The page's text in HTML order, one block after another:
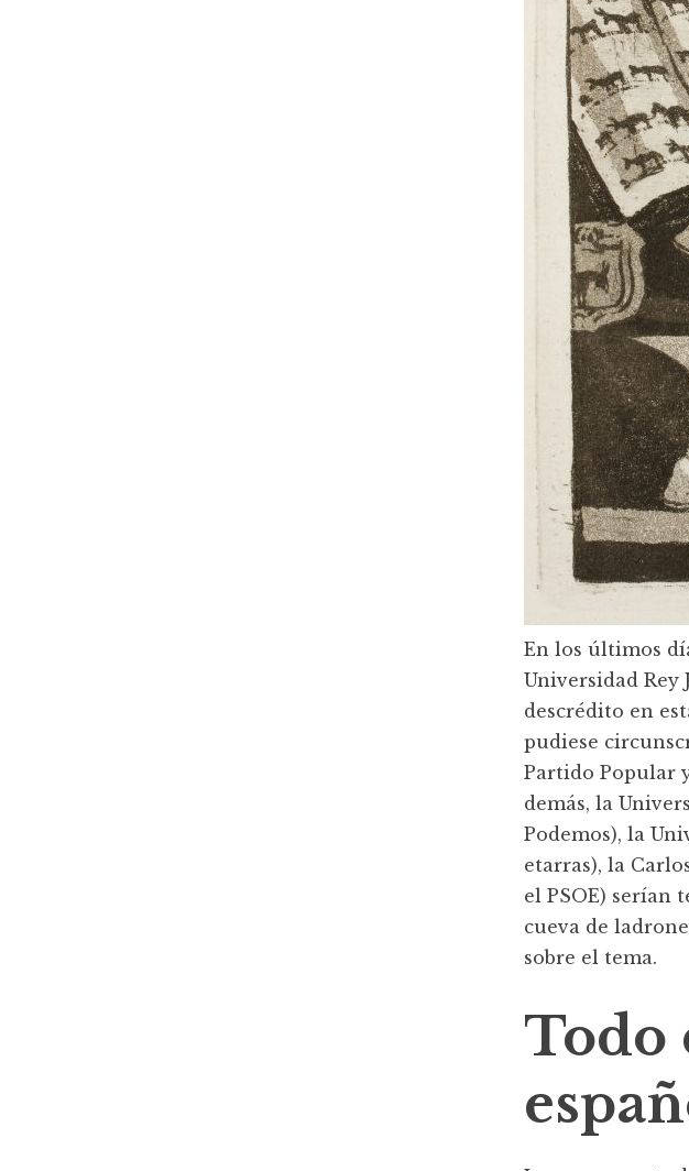
En los últimos
Universidad
descrédito en
pudiese
Partido Popular
demás, la
Podemos), la
etarras), la
el PSOE) serían
cueva de
sobre el tema.
Todo